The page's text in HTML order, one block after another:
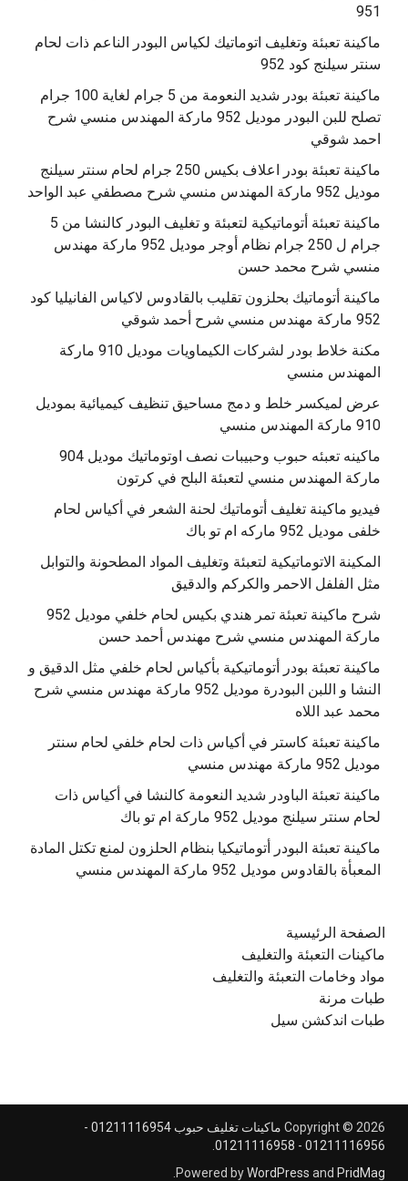
951
ماكينة تعبئة وتغليف اتوماتيك لكياس البودر الناعم ذات لحام
سنتر سيلنج كود 952
ماكينة تعبئة بودر شديد النعومة من 5 جرام لغاية 100 جرام
تصلح للبن البودر موديل 952 ماركة المهندس منسي شرح
احمد شوقي
ماكينة تعبئة بودر اعلاف بكيس 250 جرام لحام سنتر سيلنج
موديل 952 ماركة المهندس منسي شرح مصطفي عبد الواحد
ماكينة تعبئة أتوماتيكية لتعبئة و تغليف البودر كالنشا من 5
جرام ل 250 جرام نظام أوجر موديل 952 ماركة مهندس
منسي شرح محمد حسن
‫ماكينة أتوماتيك بحلزون تقليب بالقادوس لاكياس الفانيليا كود
مكنة خلاط بودر لشركات الكيماويات موديل 910 ماركة
المهندس منسي
عرض لميكسر خلط و دمج مساحيق تنظيف كيميائية بموديل
910 ماركة المهندس منسي
‫ماكينه تعبئه حبوب وحبيبات نصف اوتوماتيك موديل 904
‫فيديو ماكينة تغليف أتوماتيك لحنة الشعر في أكياس لحام
خلفى موديل 952 ماركه ام تو باك
المكينة الاتوماتيكية لتعبئة وتغليف المواد المطحونة والتوابل
مثل الفلفل الاحمر والكركم والدقيق
‫شرح ماكينة تعبئة تمر هندي بكيس لحام خلفي موديل 952
ماكينة تعبئة بودر أتوماتيكية بأكياس لحام خلفي مثل الدقيق و
النشا و اللبن البودرة موديل 952 ماركة مهندس منسي شرح
محمد عبد اللاه
‫ماكينة تعبئة كاستر في أكياس ذات لحام خلفي لحام سنتر
موديل 952 ماركة مهندس منسي
‫ماكينة تعبئة الباودر شديد النعومة كالنشا في أكياس ذات
‫ماكينة تعبئة البودر أتوماتيكيا بنظام الحلزون لمنع تكتل المادة
الصفحة الرئيسية
ماكينات التعبئة والتغليف
مواد وخامات التعبئة والتغليف
طبات مرنة
طبات اندكشن سيل
Copyright © 2026
ماكينات تغليف حبوب 01211116954 -
01211116956 - 01211116958
.
Powered byWordPress and PridMag
.